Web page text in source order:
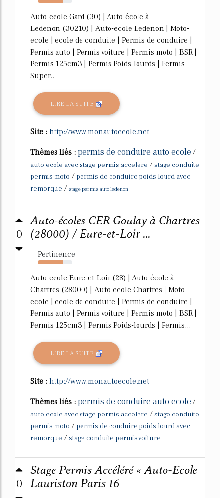
73%
Auto-ecole Gard (30) | Auto-école à
Ledenon (30210) | Auto-ecole Ledenon | Moto-
ecole | ecole de conduite | Permis de conduire |
Permis auto | Permis voiture | Permis moto | BSR |
Permis 125cm3 | Permis Poids-lourds | Permis
Super...
LIRE LA SUITE
Site : http://www.monautoecole.net
Thèmes liés : permis de conduire auto ecole /
auto ecole avec stage permis accelere /stage conduite
permis moto / permis de conduire poids lourd avec
remorque / stage permis auto ledenon
0
Auto-écoles CER Goulay à Chartres
(28000) / Eure-et-Loir ...
Pertinence
73%
Auto-ecole Eure-et-Loir (28) | Auto-école à
Chartres (28000) | Auto-ecole Chartres | Moto-
ecole | ecole de conduite | Permis de conduire |
Permis auto | Permis voiture | Permis moto | BSR |
Permis 125cm3 | Permis Poids-lourds | Permis...
LIRE LA SUITE
Site : http://www.monautoecole.net
Thèmes liés : permis de conduire auto ecole /
auto ecole avec stage permis accelere /stage conduite
permis moto / permis de conduire poids lourd avec
remorque /stage conduite permis voiture
0
Stage Permis Accéléré « Auto-Ecole
Lauriston Paris 16